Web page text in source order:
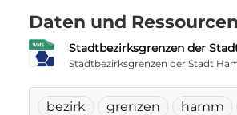
Daten und Ressourcen
Stadtbezirksgrenzen der
Stadtbezirksgrenzen der Stadt
bezirk grenzen hamm